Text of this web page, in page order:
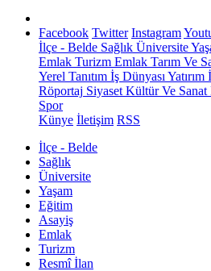
Facebook Twitter Instagram
İlçe - Belde Sağlık Üniversite
Emlak Turizm Emlak Tarım Ve
Yerel Tanıtım İş Dünyası Yatırım
Röportaj Siyaset Kültür Ve Sanat
Spor
Künye İletişim RSS
İlçe - Belde
Sağlık
Üniversite
Yaşam
Eğitim
Asayiş
Emlak
Turizm
Resmî İlan